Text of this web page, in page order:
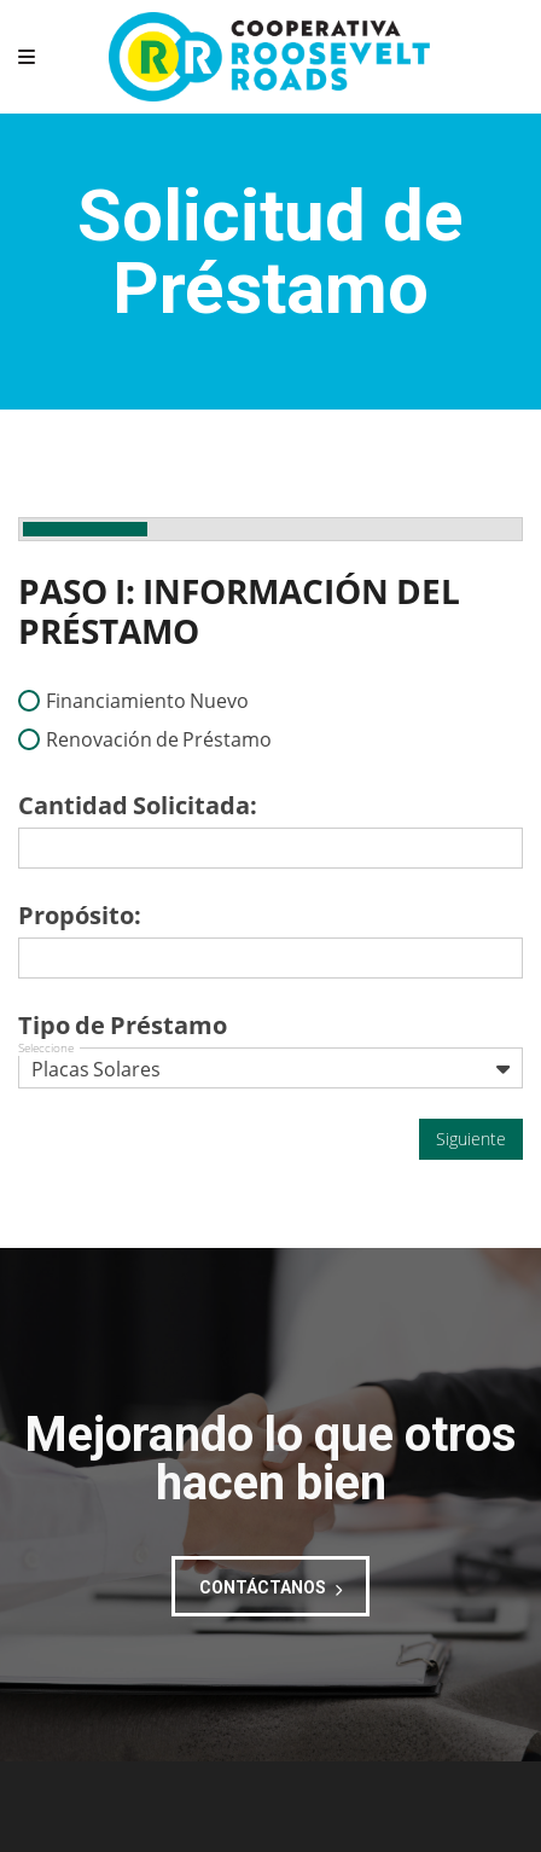
Solicitud de
Préstamo
PASO I: INFORMACIÓN DEL
PRÉSTAMO
Financiamiento Nuevo
Renovación de Préstamo
Cantidad Solicitada:
Propósito:
Tipo de Préstamo
Placas Solares
Seleccione
Siguiente
Mejorando lo que otros
hacen bien
CONTÁCTANOS